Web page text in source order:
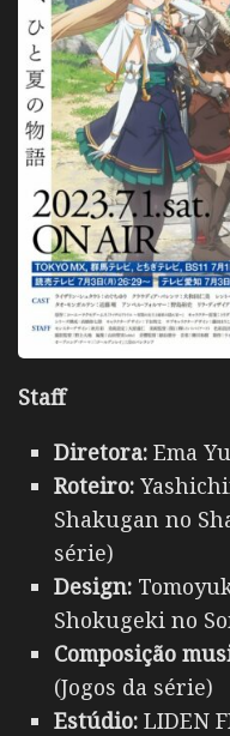
Staff
Diretora: Ema
Roteiro:
Shakugan no
série)
Design:
Shokugeki no
Composição
(Jogos da série)
Estúdio: LIDEN